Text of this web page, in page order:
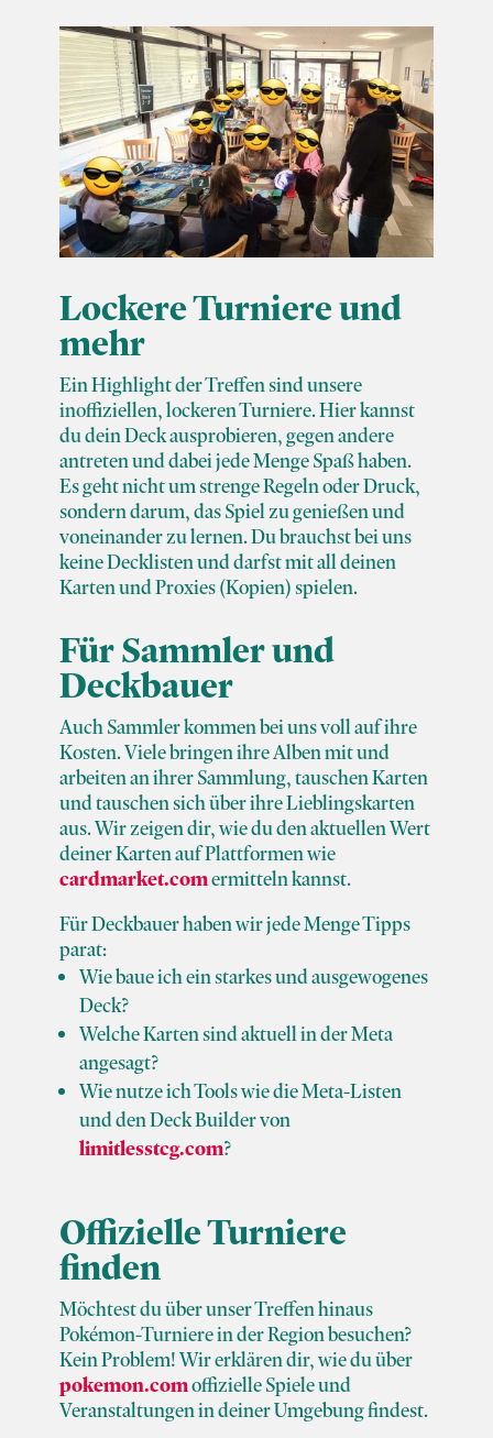
Lockere Turniere und
mehr
Ein Highlight der Treffen sind unsere
inoffiziellen, lockeren Turniere. Hier kannst
du dein Deck ausprobieren, gegen andere
antreten und dabei jede Menge Spaß haben.
Es geht nicht um strenge Regeln oder Druck,
sondern darum, das Spiel zu genießen und
voneinander zu lernen. Du brauchst bei uns
keine Decklisten und darfst mit all deinen
Karten und Proxies (Kopien) spielen.
Für Sammler und
Deckbauer
Auch Sammler kommen bei uns voll auf ihre
Kosten. Viele bringen ihre Alben mit und
arbeiten an ihrer Sammlung, tauschen Karten
und tauschen sich über ihre Lieblingskarten
aus. Wir zeigen dir, wie du den aktuellen Wert
deiner Karten auf Plattformen wie
cardmarket.comermitteln kannst.
Für Deckbauer haben wir jede Menge Tipps
parat:
Wie baue ich ein starkes und ausgewogenes
Deck?
Welche Karten sind aktuell in der Meta
angesagt?
Wie nutze ich Tools wie die Meta-Listen
und den Deck Builder von
limitlesstcg.com?
Offizielle Turniere
finden
Möchtest du über unser Treffen hinaus
Pokémon-Turniere in der Region besuchen?
Kein Problem! Wir erklären dir, wie du über
pokemon.comoffizielle Spiele und
Veranstaltungen in deiner Umgebung findest.